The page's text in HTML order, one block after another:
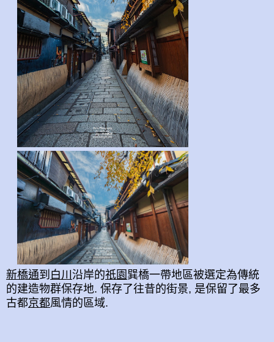
新橋通到 白川 沿岸的祇園 巽橋一帶地區被選定為傳統
的建造物群保存地. 保存了往昔的街景, 是保留了最多
古都京都風情的區域.